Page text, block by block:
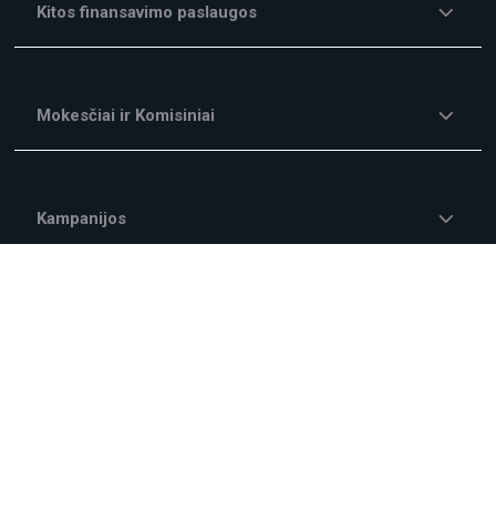
Kitos finansavimo paslaugos
Mokesčiai ir Komisiniai
Kampanijos